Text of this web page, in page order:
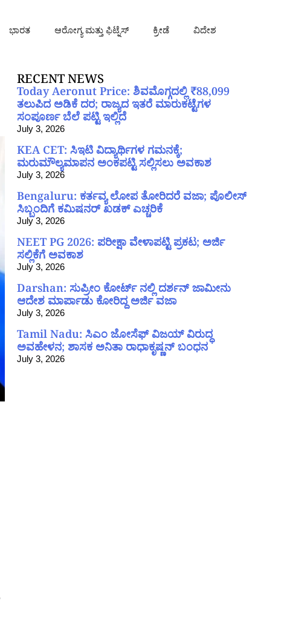
ಭಾರತ ಆರೋಗ್ಯ ಮತ್ತು ಫಿಟ್ನೆಸ್ ಕ್ರೀಡೆ ವಿದೇಶ
RECENT NEWS
Today Aeronut Price: ಶಿವಮೊಗ್ಗದಲ್ಲಿ ₹88,099
ತಲುಪಿದ ಅಡಿಕೆ ದರ; ರಾಜ್ಯದ ಇತರೆ ಮಾರುಕಟ್ಟೆಗಳ
ಸಂಪೂರ್ಣ ಬೆಲೆ ಪಟ್ಟಿ ಇಲ್ಲಿದೆ
July 3, 2026
KEA CET: ಸಿಇಟಿ ವಿದ್ಯಾರ್ಥಿಗಳ ಗಮನಕ್ಕೆ;
ಮರುಮೌಲ್ಯಮಾಪನ ಅಂಕಪಟ್ಟಿ ಸಲ್ಲಿಸಲು ಅವಕಾಶ
July 3, 2026
Bengaluru: ಕರ್ತವ್ಯ ಲೋಪ ತೋರಿದರೆ ವಜಾ; ಪೊಲೀಸ್
ಸಿಬ್ಬಂದಿಗೆ ಕಮಿಷನರ್ ಖಡಕ್ ಎಚ್ಚರಿಕೆ
July 3, 2026
NEET PG 2026: ಪರೀಕ್ಷಾ ವೇಳಾಪಟ್ಟಿ ಪ್ರಕಟ; ಅರ್ಜಿ
ಸಲ್ಲಿಕೆಗೆ ಅವಕಾಶ
July 3, 2026
Darshan: ಸುಪ್ರೀಂ ಕೋರ್ಟ್ ನಲ್ಲಿ ದರ್ಶನ್ ಜಾಮೀನು
ಆದೇಶ ಮಾರ್ಪಾಡು ಕೋರಿದ್ದ ಅರ್ಜಿ ವಜಾ
July 3, 2026
Tamil Nadu: ಸಿಎಂ ಜೋಸೆಫ್ ವಿಜಯ್ ವಿರುದ್ಧ
ಅವಹೇಳನ; ಶಾಸಕ ಅನಿತಾ ರಾಧಾಕೃಷ್ಣನ್ ಬಂಧನ
July 3, 2026